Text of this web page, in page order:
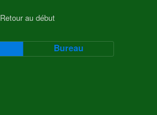
Retour au début
Bureau